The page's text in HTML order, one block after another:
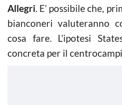
Allegri. E’ possibile che,
bianconeri valuteranno
cosa fare. L’ipotesi
concreta per il